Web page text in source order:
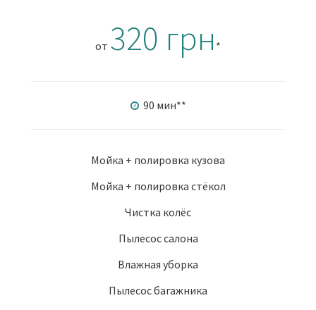
от 320 грн *
90 мин**
Мойка + полировка кузова
Мойка + полировка стёкол
Чистка колёс
Пылесос салона
Влажная уборка
Пылесос багажника